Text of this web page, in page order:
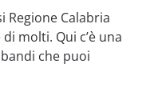
Regione Calabria
molti. Qui c’è una
che puoi